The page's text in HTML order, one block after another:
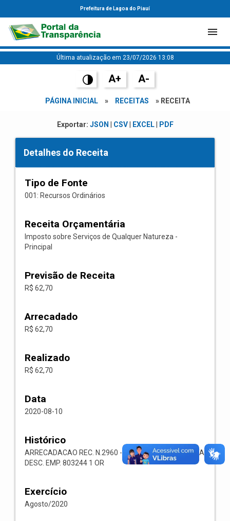
Prefeitura de Lagoa do Piauí
Última atualização em 23/07/2026 13:08
A+ A-
PÁGINA INICIAL » RECEITAS » RECEITA
Exportar: JSON CSV| EXCEL| PDF
Detalhes do Receita
Tipo de Fonte
001: Recursos Ordinários
Receita Orçamentária
Imposto sobre Serviços de Qualquer Natureza -
Principal
Previsão de Receita
R$ 62,70
Arrecadado
R$ 62,70
Realizado
R$ 62,70
Data
2020-08-10
Histórico
ARRECADACAO REC. N.2960 -- 1118.02.3.1.00-RECEITA
DESC. EMP. 803244 1 OR
Exercício
Agosto/2020